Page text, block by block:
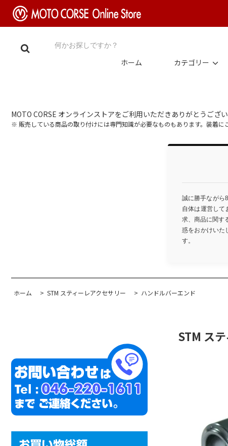
ホーム カテゴリー
MOTO CORSE オンラインストアをご利用いただきありがとうござい
※ 販売している商品の取り付けには専門知識が必要なものもあります。装着
誠に勝手ながら
自体は運営して
求、商品に関す
惑をおかけいた
す。
ホーム > STM スティーレアクセサリー > ハンドルバーエンド
STM ス